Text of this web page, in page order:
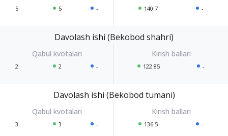
5 5 - 140.7 -
Davolash ishi (Bekobod shahri)
2 2 - 122.85 -
Davolash ishi (Bekobod tumani)
3 3 - 136.5 -